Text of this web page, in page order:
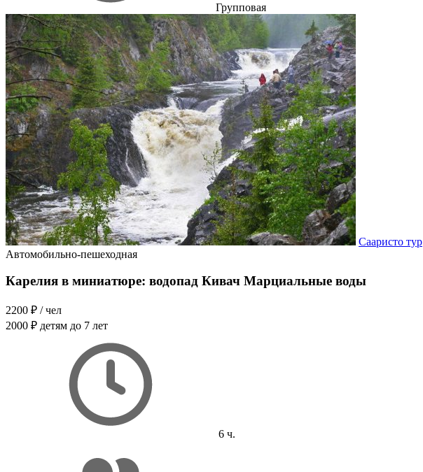
Групповая
Сааристо тур
Автомобильно-пешеходная
Карелия в миниатюре: водопад Кивач Марциальные воды
2200 ₽ / чел
2000 ₽ детям до 7 лет
6 ч.